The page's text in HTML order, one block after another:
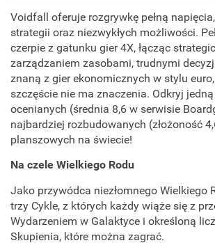
Voidfall oferuje rozgrywkę pełną
strategii oraz niezwykłych możliwości.
czerpie z gatunku gier 4X, łącząc
zarządzaniem zasobami, trudnymi
znaną z gier ekonomicznych w stylu
szczęście nie ma znaczenia. Odkryj
ocenianych (średnia 8,6 w serwisie
najbardziej rozbudowanych (złożoność
planszowych na świecie!
Na czele Wielkiego Rodu
Jako przywódca niezłomnego Wielkiego
trzy Cykle, z których każdy wiąże się z
Wydarzeniem w Galaktyce i określoną
Skupienia, które można zagrać.